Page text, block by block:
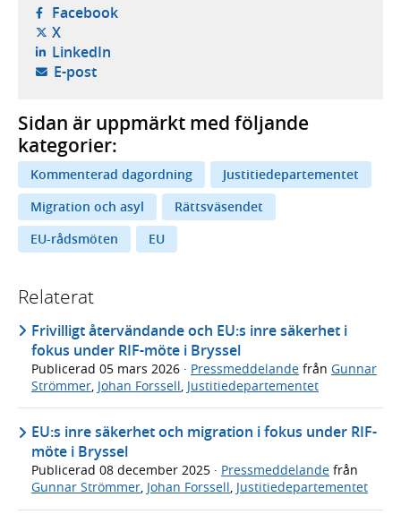
Facebook- öppnas i ny flik, extern webbplats,
X- öppnas i ny flik, extern webbplats,
LinkedIn- öppnas i ny flik, extern webbplats,
E-post- öppnar din e-postklient,
Sidan är uppmärkt med följande
kategorier:
Kommenterad dagordning
Justitiedepartementet
Migration och asyl
Rättsväsendet
EU-rådsmöten
EU
Relaterat
Frivilligt återvändande och EU:s inre säkerhet i
fokus under RIF-möte i Bryssel
Publicerad 05 mars 2026 · Pressmeddelande från Gunnar
Strömmer Johan Forssell Justitiedepartementet
EU:s inre säkerhet och migration i fokus under RIF-
möte i Bryssel
Publicerad 08 december 2025 · Pressmeddelande från
Gunnar Strömmer, Johan Forssell, Justitiedepartementet